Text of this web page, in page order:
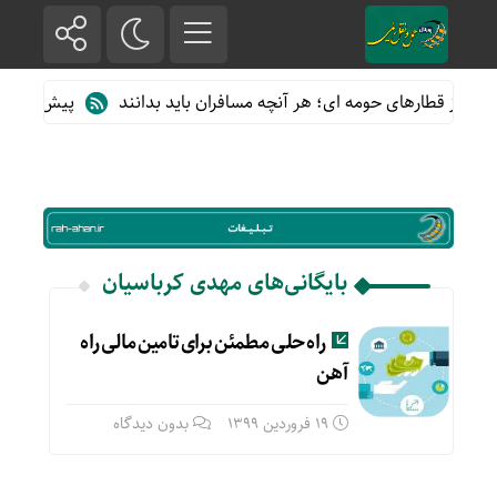
از قطارهای حومه ای؛ هر آنچه مسافران باید بدانند پیش فروش
بایگانی‌های مهدی کرباسیان
راه حلی مطمئن برای تامین مالی راه
آهن
19 فروردین 1399 بدون دیدگاه